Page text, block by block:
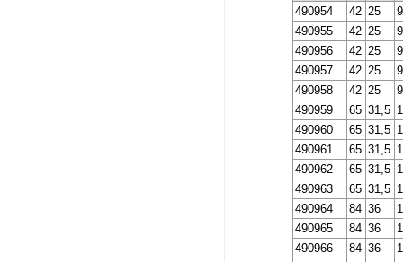
490954
42 25
490955
42 25
490956
42 25
490957
42 25
490958
42 25
490959
65 31,5
490960
65 31,5
490961
65 31,5
490962
65 31,5
490963
65 31,5
490964
84 36
490965
84 36
490966
84 36